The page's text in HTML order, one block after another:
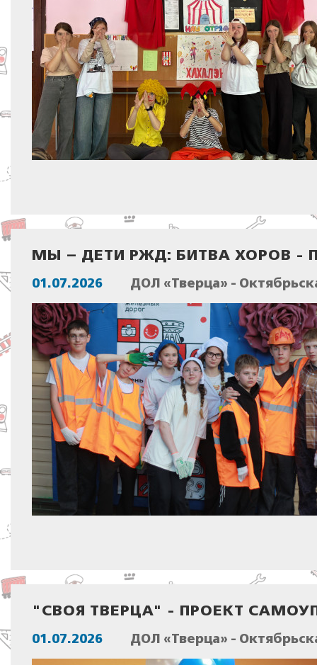
МЫ – ДЕТИ РЖД: БИТВА ХОРОВ -
01.07.2026 ДОЛ «Тверца» -
"СВОЯ ТВЕРЦА" - ПРОЕКТ
01.07.2026 ДОЛ «Тверца» -